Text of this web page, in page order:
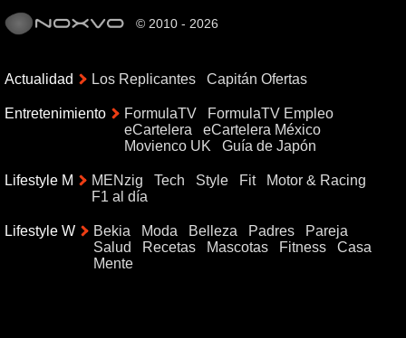
© 2010 - 2026
Actualidad Los Replicantes Capitán Ofertas
Entretenimiento FormulaTV
FormulaTV Empleo
eCartelera
eCartelera México
Movienco UK
Guía de Japón
Lifestyle M MENzig Tech Style Fit
Motor & Racing
F1 al día
Lifestyle W Bekia Moda Belleza Padres
Pareja
Salud
Recetas Mascotas Fitness
Casa
Mente